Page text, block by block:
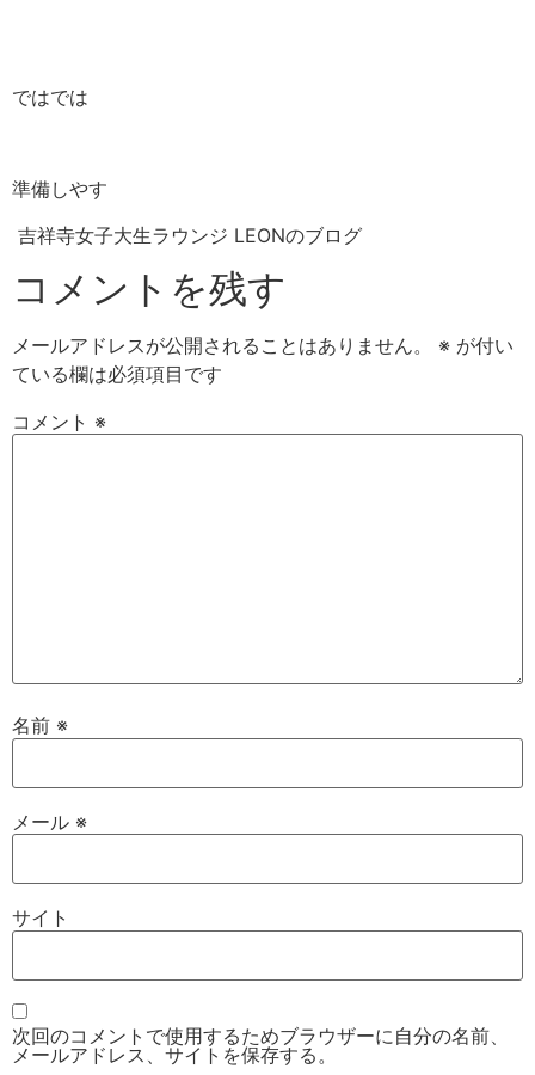
ではでは
準備しやす
吉祥寺女子大生ラウンジ LEONのブログ
コメントを残す
メールアドレスが公開されることはありません。 ※ が付い
ている欄は必須項目です
コメント ※
名前 ※
メール ※
サイト
次回のコメントで使用するためブラウザーに自分の名前、
メールアドレス、サイトを保存する。